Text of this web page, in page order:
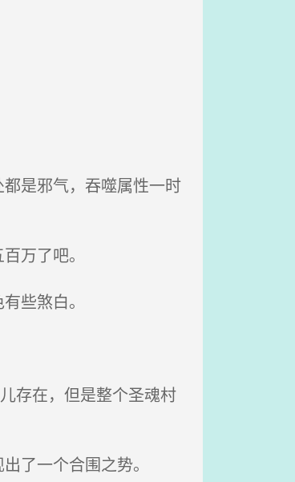
是邪气，吞噬属性一时
万了吧。
些煞白。
存在，但是整个圣魂村
了一个合围之势。